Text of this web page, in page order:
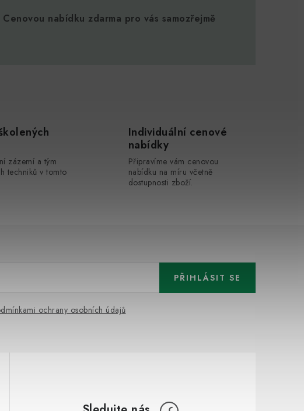
Cenovou nabídku zdarma pro vás samozřejmě
zázemí a tým
techniků v tomto
Individuální cenové
nabídky
Připravíme vám cenovou
nabídku na míru včetně
dostupnosti zboží.
ochrany osobních údajů
PŘIHLÁSIT SE